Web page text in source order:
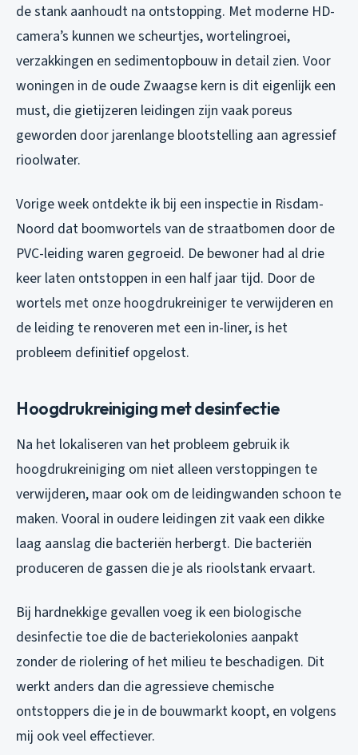
de stank aanhoudt na ontstopping. Met moderne HD-
camera’s kunnen we scheurtjes, wortelingroei,
verzakkingen en sedimentopbouw in detail zien. Voor
woningen in de oude Zwaagse kern is dit eigenlijk een
must, die gietijzeren leidingen zijn vaak poreus
geworden door jarenlange blootstelling aan agressief
rioolwater.
Vorige week ontdekte ik bij een inspectie in Risdam-
Noord dat boomwortels van de straatbomen door de
PVC-leiding waren gegroeid. De bewoner had al drie
keer laten ontstoppen in een half jaar tijd. Door de
wortels met onze hoogdrukreiniger te verwijderen en
de leiding te renoveren met een in-liner, is het
probleem definitief opgelost.
Hoogdrukreiniging met desinfectie
Na het lokaliseren van het probleem gebruik ik
hoogdrukreiniging om niet alleen verstoppingen te
verwijderen, maar ook om de leidingwanden schoon te
maken. Vooral in oudere leidingen zit vaak een dikke
laag aanslag die bacteriën herbergt. Die bacteriën
produceren de gassen die je als rioolstank ervaart.
Bij hardnekkige gevallen voeg ik een biologische
desinfectie toe die de bacteriekolonies aanpakt
zonder de riolering of het milieu te beschadigen. Dit
werkt anders dan die agressieve chemische
ontstoppers die je in de bouwmarkt koopt, en volgens
mij ook veel effectiever.